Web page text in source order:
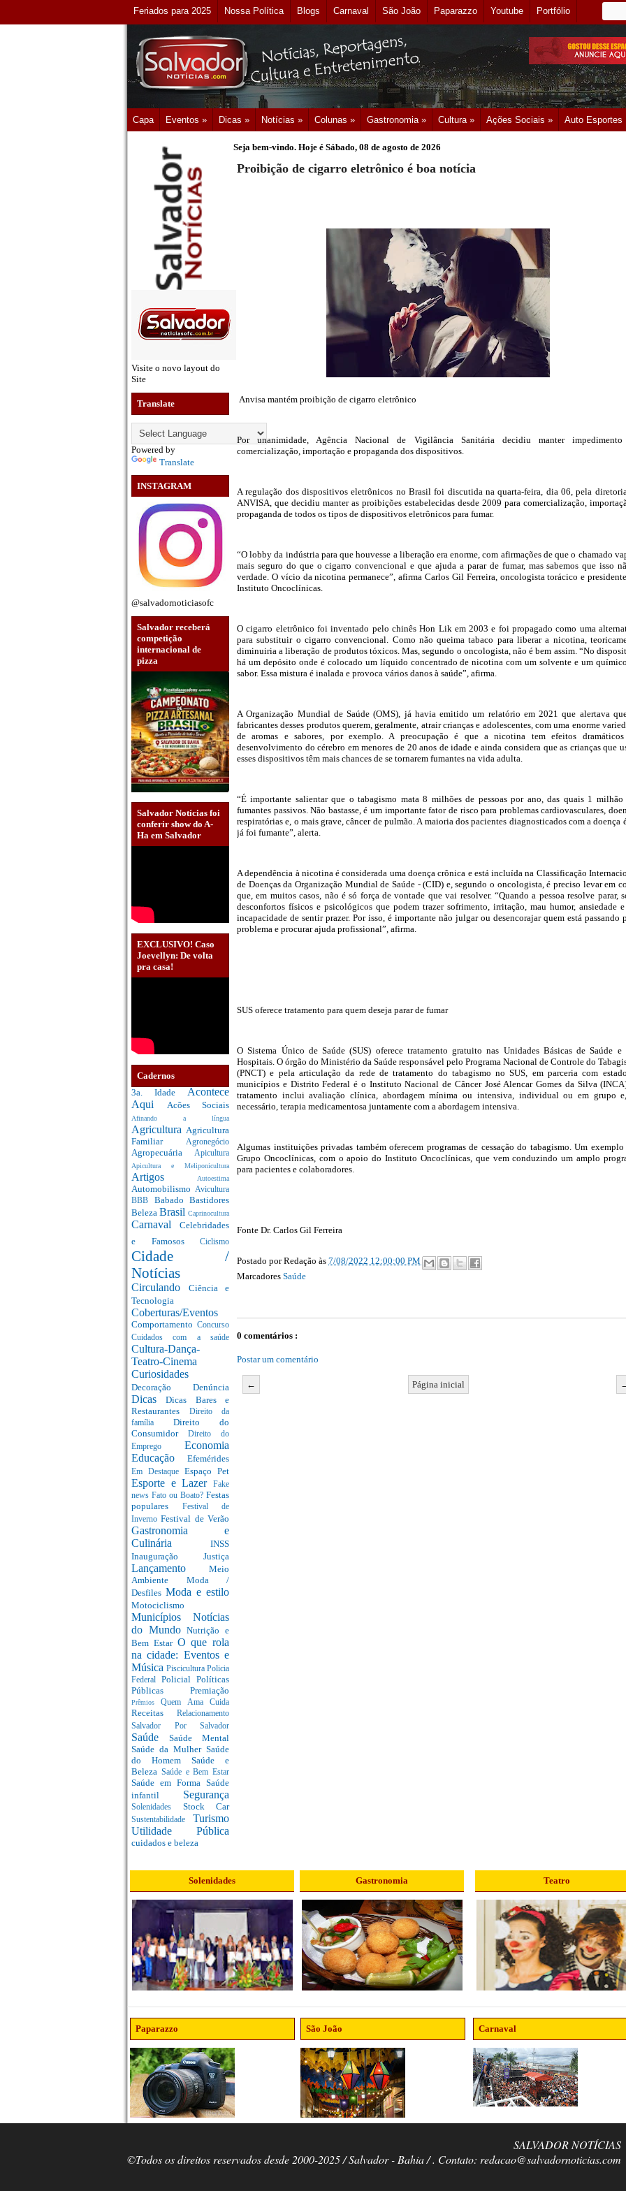
Feriados para 2025 Nossa Política Blogs Carnaval São João Paparazzo Youtube Portfólio
Capa Eventos » Dicas » Notícias » Colunas » Gastronomia » Cultura » Ações Sociais » Auto Esportes
Visite o novo layout do
Site
Translate
Powered by
Translate
INSTAGRAM
@salvadornoticiasofc
Salvador receberá
competição
internacional de
pizza
Salvador Notícias foi
conferir show do A-
Ha em Salvador
EXCLUSIVO! Caso
Joevellyn: De volta
pra casa!
Cadernos
3a. Idade Acontece
Aqui Acões Sociais
Afinando a língua
Agricultura Agricultura
Familiar Agronegócio
Agropecuária Apicultura
Apicultura e Meliponicultura
Artigos Autoestima
Automobilismo Avicultura
BBB Babado Bastidores
Beleza Brasil Caprinocultura
Carnaval Celebridades
e Famosos Ciclismo
Cidade /
Notícias
Circulando Ciência e
Tecnologia
Coberturas/Eventos
Comportamento Concurso
Cuidados com a saúde
Cultura-Dança-
Teatro-Cinema
Curiosidades
Decoração Denúncia
DicasDicas Bares e
Restaurantes
Direito da
família Direito do
Consumidor Direito do
Emprego Economia
Educação Efemérides
Em Destaque Espaço Pet
Esporte e Lazer
Fake
news Fato ou Boato? Festas
populares
Festival de
InvernoFestival de Verão
Gastronomia e
Culinária INSS
Inauguração Justiça
Lançamento Meio
Ambiente Moda /
Desfiles Moda e estilo
Motociclismo
Municípios Notícias
do MundoNutrição e
Bem Estar O que rola
na cidade: Eventos e
Música Piscicultura Policia
Federal Policial Políticas
Públicas Premiação
PrêmiosQuem Ama Cuida
Receitas Relacionamento
Salvador Por Salvador
Saúde Saúde Mental
Saúde da Mulher Saúde
do Homem Saúde e
Beleza Saúde e Bem Estar
Saúde em Forma Saúde
infantil Segurança
Solenidades Stock Car
Sustentabilidade Turismo
Utilidade Pública
cuidados e beleza
Seja bem-vindo. Hoje é Sábado, 08 de agosto de 2026
Proibição de cigarro eletrônico é boa notícia
Anvisa mantém proibição de cigarro eletrônico
Por unanimidade, Agência Nacional de Vigilância Sanitária decidiu manter
comercialização, importação e propaganda dos dispositivos.
A regulação dos dispositivos eletrônicos no Brasil foi discutida na quarta-feira, dia 06, pela
ANVISA, que decidiu manter as proibições estabelecidas desde 2009 para comercialização,
propaganda de todos os tipos de dispositivos eletrônicos para fumar.
“O lobby da indústria para que houvesse a liberação era enorme, com afirmações de que o chamado
mais seguro do que o cigarro convencional e que ajuda a parar de fumar, mas sabemos que isso
verdade. O vício da nicotina permanece”, afirma Carlos Gil Ferreira, oncologista torácico e
Instituto Oncoclínicas.
O cigarro eletrônico foi inventado pelo chinês Hon Lik em 2003 e foi propagado como uma
para substituir o cigarro convencional. Como não queima tabaco para liberar a nicotina,
diminuiria a liberação de produtos tóxicos. Mas, segundo o oncologista, não é bem assim. “No
há um depósito onde é colocado um líquido concentrado de nicotina com um solvente e um
sabor. Essa mistura é inalada e provoca vários danos à saúde”, afirma.
A Organização Mundial de Saúde (OMS), já havia emitido um relatório em 2021 que alertava
fabricantes desses produtos querem, geralmente, atrair crianças e adolescentes, com uma enorme
de aromas e sabores, por exemplo. A preocupação é que a nicotina tem efeitos
desenvolvimento do cérebro em menores de 20 anos de idade e ainda considera que as crianças que
esses dispositivos têm mais chances de se tornarem fumantes na vida adulta.
“É importante salientar que o tabagismo mata 8 milhões de pessoas por ano, das quais 1 milhão
fumantes passivos. Não bastasse, é um importante fator de risco para problemas cardiovasculares,
respiratórias e, o mais grave, câncer de pulmão. A maioria dos pacientes diagnosticados com a doença
já foi fumante”, alerta.
A dependência à nicotina é considerada uma doença crônica e está incluída na Classificação
de Doenças da Organização Mundial de Saúde - (CID) e, segundo o oncologista, é preciso levar em
que, em muitos casos, não é só força de vontade que vai resolver. “Quando a pessoa resolve parar,
desconfortos físicos e psicológicos que podem trazer sofrimento, irritação, mau humor, ansiedade
incapacidade de sentir prazer. Por isso, é importante não julgar ou desencorajar quem está passando
problema e procurar ajuda profissional”, afirma.
SUS oferece tratamento para quem deseja parar de fumar
O Sistema Único de Saúde (SUS) oferece tratamento gratuito nas Unidades Básicas de Saúde e
Hospitais. O órgão do Ministério da Saúde responsável pelo Programa Nacional de Controle do
(PNCT) e pela articulação da rede de tratamento do tabagismo no SUS, em parceria com
municípios e Distrito Federal é o Instituto Nacional de Câncer José Alencar Gomes da Silva
tratamento inclui avaliação clínica, abordagem mínima ou intensiva, individual ou em grupo
necessário, terapia medicamentosa juntamente com a abordagem intensiva.
Algumas instituições privadas também oferecem programas de cessação do tabagismo. Um
Grupo Oncoclínicas, com o apoio do Instituto Oncoclínicas, que vem conduzindo um amplo
para pacientes e colaboradores.
Fonte Dr. Carlos Gil Ferreira
Postado porRedação às 7/08/2022 12:00:00 PM
Marcadores Saúde
0 comentários :
Postar um comentário
← Página inicial
Solenidades Gastronomia Teatro
Paparazzo São João Carnaval
SALVADOR NOTÍCIAS
©Todos os direitos reservados desde 2000-2025 / Salvador - Bahia / . Contato: redacao@salvadornoticias.com